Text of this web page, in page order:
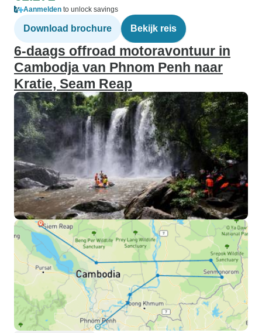
Aanmelden to unlock savings
Download brochure Bekijk reis
6-daags offroad motoravontuur in
Cambodja van Phnom Penh naar
Kratie, Seam Reap